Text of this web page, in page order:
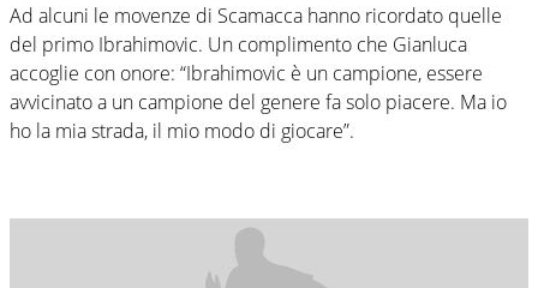
Ad alcuni le movenze di Scamacca hanno ricordato quelle
del primo Ibrahimovic. Un complimento che Gianluca
accoglie con onore: “Ibrahimovic è un campione, essere
avvicinato a un campione del genere fa solo piacere. Ma io
ho la mia strada, il mio modo di giocare”.